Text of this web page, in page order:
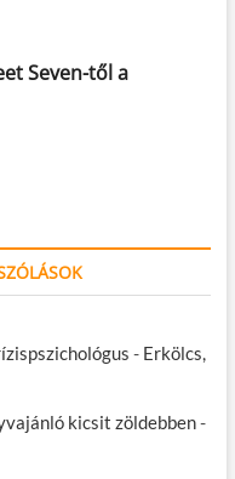
Seven-től a
- Erkölcs,
kicsit zöldebben-